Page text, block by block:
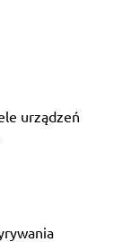
urządzeń